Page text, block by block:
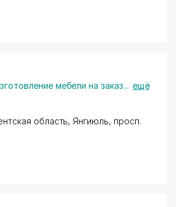
мебели на заказ... ещё
область, Янгиюль, просп.